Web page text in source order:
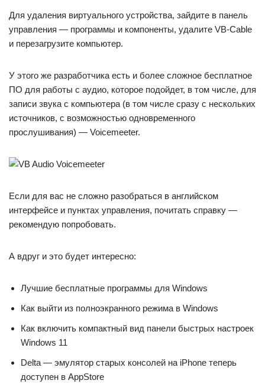
Для удаления виртуального устройства, зайдите в панель
управления — программы и компоненты, удалите VB-Cable
и перезагрузите компьютер.
У этого же разработчика есть и более сложное бесплатное
ПО для работы с аудио, которое подойдет, в том числе, для
записи звука с компьютера (в том числе сразу с нескольких
источников, с возможностью одновременного
прослушивания) — Voicemeeter.
Если для вас не сложно разобраться в английском
интерфейсе и пунктах управления, почитать справку —
рекомендую попробовать.
А вдруг и это будет интересно:
Лучшие бесплатные программы для Windows
Как выйти из полноэкранного режима в Windows
Как включить компактный вид панели быстрых настроек
Windows 11
Delta — эмулятор старых консолей на iPhone теперь
доступен в AppStore